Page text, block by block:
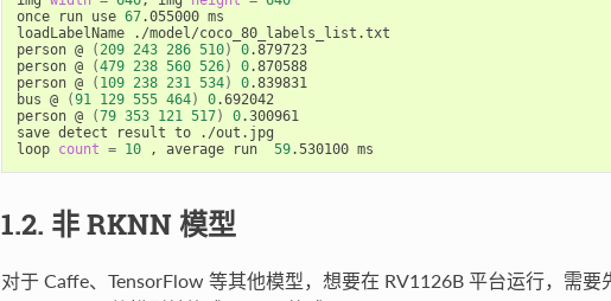
once run use 67.055000 ms
loadLabelName ./model/coco_80_labels_list.txt
person @
(209 243 286 510) 0.879723
person @
(479 238 560 526) 0.870588
person @
( 109 238 231 534) 0.839831
bus @
(91 129 555 464) 0.692042
person @
(79 353 121 517) 0.300961
save detect result to ./out.jpg
loop count = 10 , average run 59
1.2. 非 RKNN 模型
对于 Caffe、TensorFlow 等其他模型，想要在 RV1126B 平台运行，需